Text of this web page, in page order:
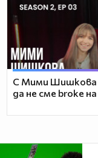
С Мими Шишкова
да не сме broke